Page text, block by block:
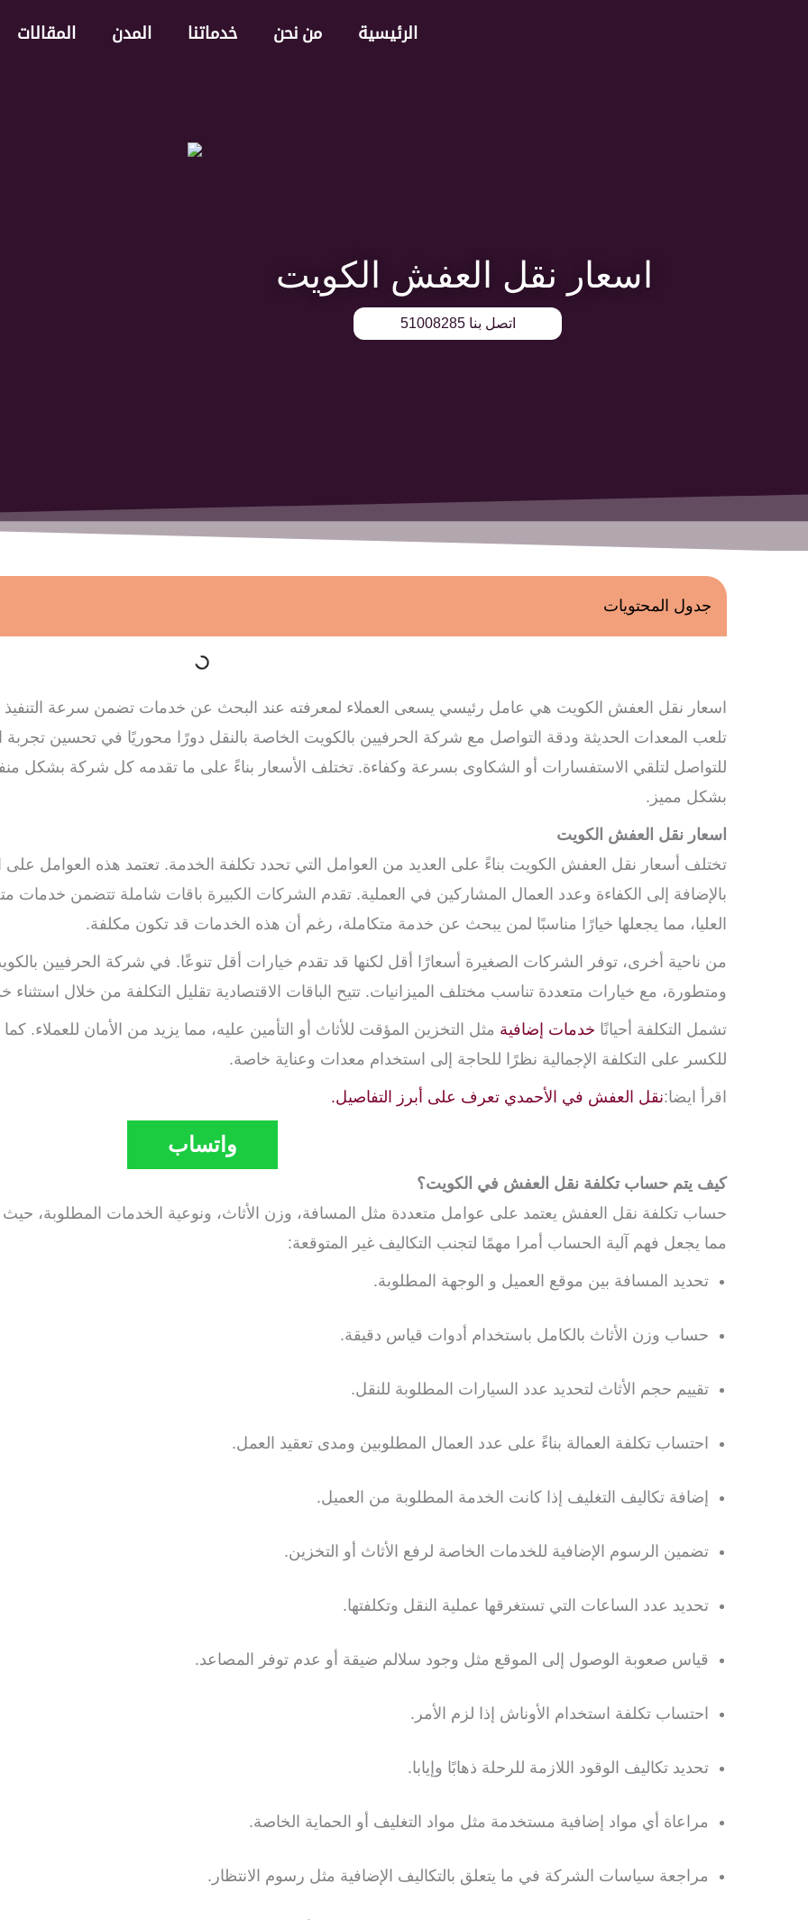
الرئيسية من نحن خدماتنا المدن المقالات
اسعار نقل العفش الكويت
اتصل بنا 51008285
جدول المحتويات
اسعار نقل العفش الكويت هي عامل رئيسي يسعى العملاء لمعرفته عند البحث عن خدمات تضمن سرعة التنفيذ
تلعب المعدات الحديثة ودقة التواصل مع شركة الحرفيين بالكويت الخاصة بالنقل دورًا محوريًا في تحسين تجربة
للتواصل لتلقي الاستفسارات أو الشكاوى بسرعة وكفاءة. تختلف الأسعار بناءً على ما تقدمه كل شركة بشكل
بشكل مميز.
اسعار نقل العفش الكويت
تختلف أسعار نقل العفش الكويت بناءً على العديد من العوامل التي تحدد تكلفة الخدمة. تعتمد هذه العوامل على
بالإضافة إلى الكفاءة وعدد العمال المشاركين في العملية. تقدم الشركات الكبيرة باقات شاملة تتضمن خدمات
العليا، مما يجعلها خيارًا مناسبًا لمن يبحث عن خدمة متكاملة، رغم أن هذه الخدمات قد تكون مكلفة.
من ناحية أخرى، توفر الشركات الصغيرة أسعارًا أقل لكنها قد تقدم خيارات أقل تنوعًا. في شركة الحرفيين
ومتطورة، مع خيارات متعددة تناسب مختلف الميزانيات. تتيح الباقات الاقتصادية تقليل التكلفة من خلال
تشمل التكلفة أحيانًا خدمات إضافية مثل التخزين المؤقت للأثاث أو التأمين عليه، مما يزيد من الأمان للعملاء.
للكسر على التكلفة الإجمالية نظرًا للحاجة إلى استخدام معدات وعناية خاصة.
اقرأ ايضا:نقل العفش في الأحمدي تعرف على أبرز التفاصيل.
واتساب
كيف يتم حساب تكلفة نقل العفش في الكويت؟
حساب تكلفة نقل العفش يعتمد على عوامل متعددة مثل المسافة، وزن الأثاث، ونوعية الخدمات المطلوبة، حيث
مما يجعل فهم آلية الحساب أمرا مهمًا لتجنب التكاليف غير المتوقعة:
تحديد المسافة بين موقع العميل و الوجهة المطلوبة.
حساب وزن الأثاث بالكامل باستخدام أدوات قياس دقيقة.
تقييم حجم الأثاث لتحديد عدد السيارات المطلوبة للنقل.
احتساب تكلفة العمالة بناءً على عدد العمال المطلوبين ومدى تعقيد العمل.
إضافة تكاليف التغليف إذا كانت الخدمة المطلوبة من العميل.
تضمين الرسوم الإضافية للخدمات الخاصة لرفع الأثاث أو التخزين.
تحديد عدد الساعات التي تستغرقها عملية النقل وتكلفتها.
قياس صعوبة الوصول إلى الموقع مثل وجود سلالم ضيقة أو عدم توفر المصاعد.
احتساب تكلفة استخدام الأوناش إذا لزم الأمر.
تحديد تكاليف الوقود اللازمة للرحلة ذهابًا وإيابا.
مراعاة أي مواد إضافية مستخدمة مثل مواد التغليف أو الحماية الخاصة.
مراجعة سياسات الشركة في ما يتعلق بالتكاليف الإضافية مثل رسوم الانتظار.